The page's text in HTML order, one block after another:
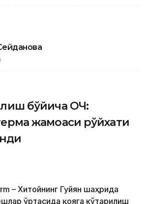
бўйича ОЧ:
жамоаси рўйхати
– Хитойнинг Гуйян шаҳрида
ўртасида қояга кўтарилиш